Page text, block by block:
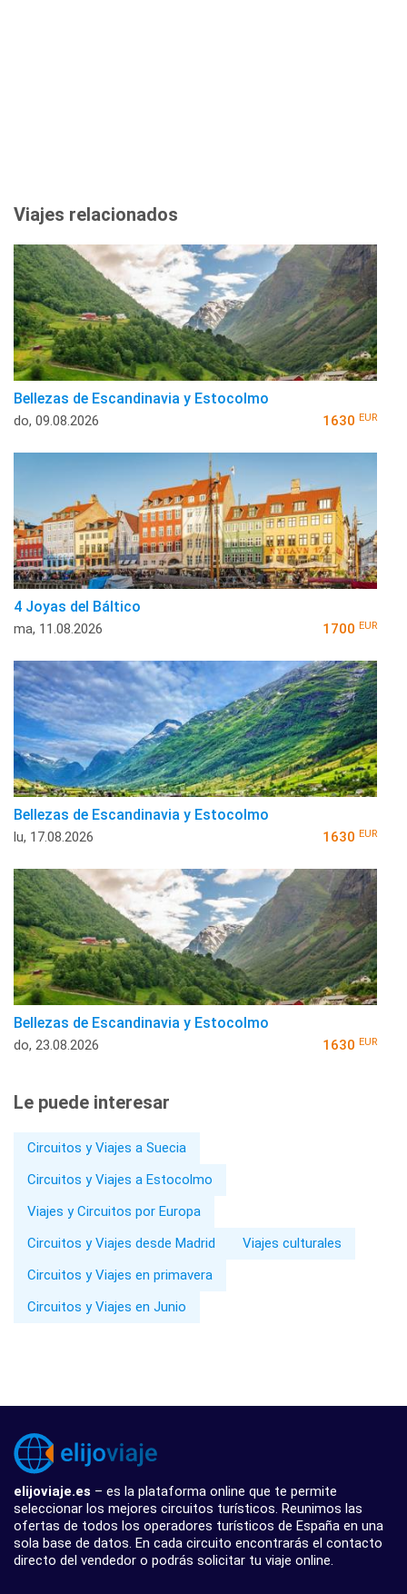
Viajes relacionados
Bellezas de Escandinavia y Estocolmo
do, 09.08.2026 1630 EUR
4 Joyas del Báltico
ma, 11.08.2026 1700 EUR
Bellezas de Escandinavia y Estocolmo
lu, 17.08.2026 1630 EUR
Bellezas de Escandinavia y Estocolmo
do, 23.08.2026 1630 EUR
Le puede interesar
Circuitos y Viajes a Suecia
Circuitos y Viajes a Estocolmo
Viajes y Circuitos por Europa
Circuitos y Viajes desde Madrid
Viajes culturales
Circuitos y Viajes en primavera
Circuitos y Viajes en Junio
elijoviaje.es – es la plataforma online que te permite
seleccionar los mejores circuitos turísticos. Reunimos las
ofertas de todos los operadores turísticos de España en una
sola base de datos. En cada circuito encontrarás el contacto
directo del vendedor o podrás solicitar tu viaje online.